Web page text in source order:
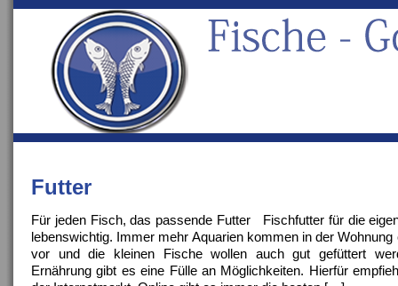
Futter
Für jeden Fisch, das passende Futter Fischfutter für die
lebenswichtig. Immer mehr Aquarien kommen in der
vor und die kleinen Fische wollen auch gut gefüttert
Ernährung gibt es eine Fülle an Möglichkeiten. Hierfür